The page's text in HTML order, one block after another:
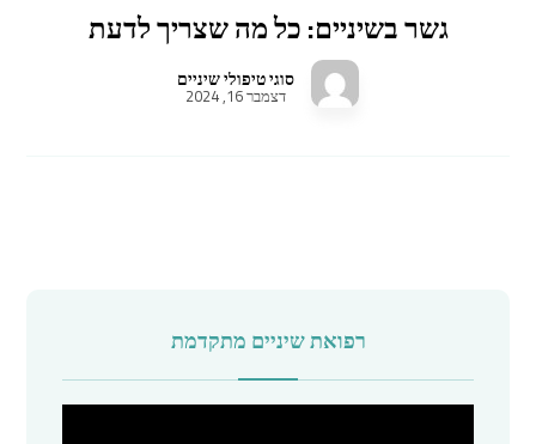
גשר בשיניים: כל מה שצריך לדעת
סוגי טיפולי שיניים
דצמבר 16, 2024
רפואת שיניים מתקדמת